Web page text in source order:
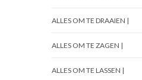
ALLES OM TE DRAAIEN |
ALLES OM TE ZAGEN |
ALLES OM TE LASSEN |